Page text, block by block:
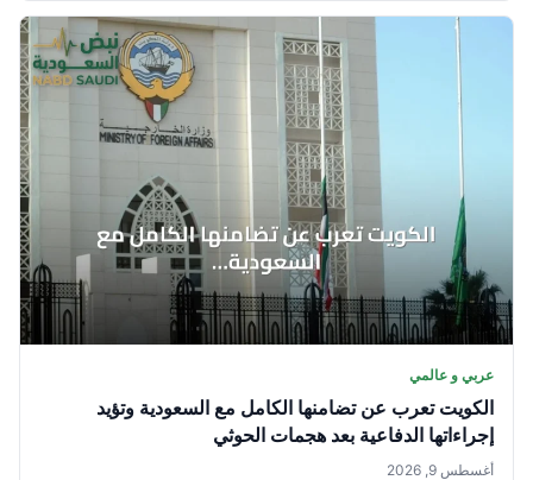
عربي و عالمي
الكويت تعرب عن تضامنها الكامل مع السعودية وتؤيد
إجراءاتها الدفاعية بعد هجمات الحوثي
أغسطس 9, 2026